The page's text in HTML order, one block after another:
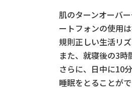
肌のターンオーバ
ートフォンの使用
規則正しい生活リ
また、就寝後の3時
さらに、日中に10
睡眠をとることがで